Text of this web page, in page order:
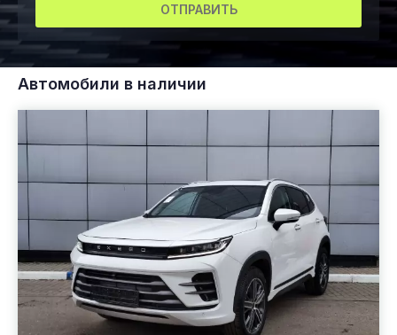
ОТПРАВИТЬ
Автомобили в наличии